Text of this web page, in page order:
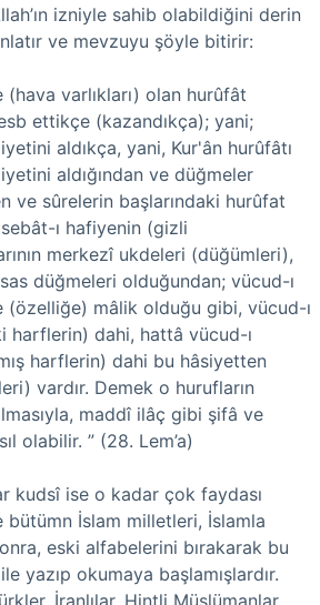
izniyle sahib olabildiğini derin
ve mevzuyu şöyle bitirir:
(hava varlıkları) olan hurûfât
ettikçe (kazandıkça); yani;
aldıkça, yani, Kur'ân hurûfâtı
aldığından ve düğmeler
ve sûrelerin başlarındaki hurûfat
ı hafiyenin (gizli
merkezî ukdeleri (düğümleri),
düğmeleri olduğundan; vücud-ı
(özelliğe) mâlik olduğu gibi, vücud-ı
harflerin) dahi, hattâ vücud-ı
harflerin) dahi bu hâsiyetten
vardır. Demek o hurufların
maddî ilâç gibi şifâ ve
olabilir. ” (28. Lem’a)
kudsî ise o kadar çok faydası
İslam milletleri, İslamla
eski alfabelerini bırakarak bu
yazıp okumaya başlamışlardır.
İranlılar, Hintli Müslümanlar,